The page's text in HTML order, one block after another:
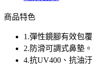
商品特色
1.彈性鏡腳有效包
2.防滑可調式鼻墊
4.抗UV400、抗油